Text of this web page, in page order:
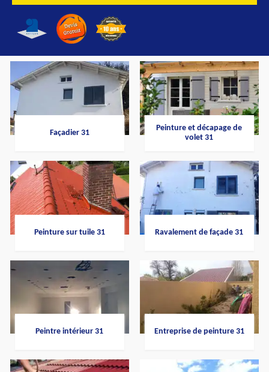
Façadier 31
Peinture et décapage de
volet 31
Peinture sur tuile 31 Ravalement de façade 31
Peintre intérieur 31 Entreprise de peinture 31